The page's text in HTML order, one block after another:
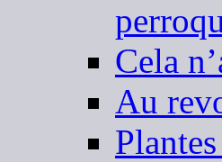
Cela
Au